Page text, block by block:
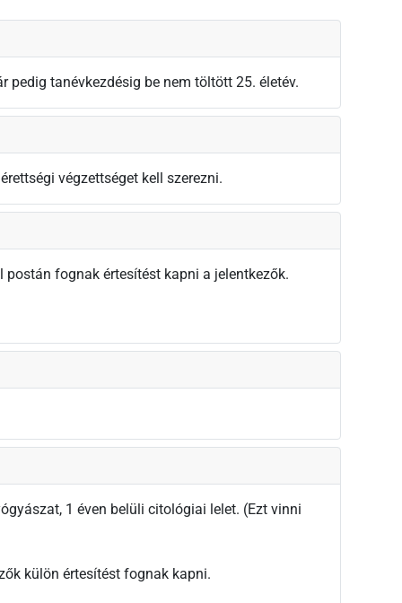
pedig tanévkezdésig be nem töltött 25. életév.
végzettséget kell szerezni.
fognak értesítést kapni a jelentkezők.
1 éven belüli citológiai lelet. (Ezt vinni
külön értesítést fognak kapni.